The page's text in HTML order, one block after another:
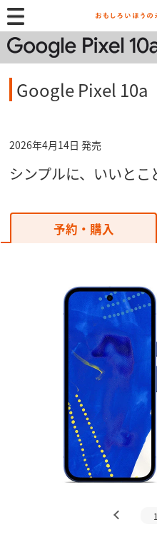
Google Pixel 10a
2026年4月14日 発売
シンプルに、いいとこ
予約・購入